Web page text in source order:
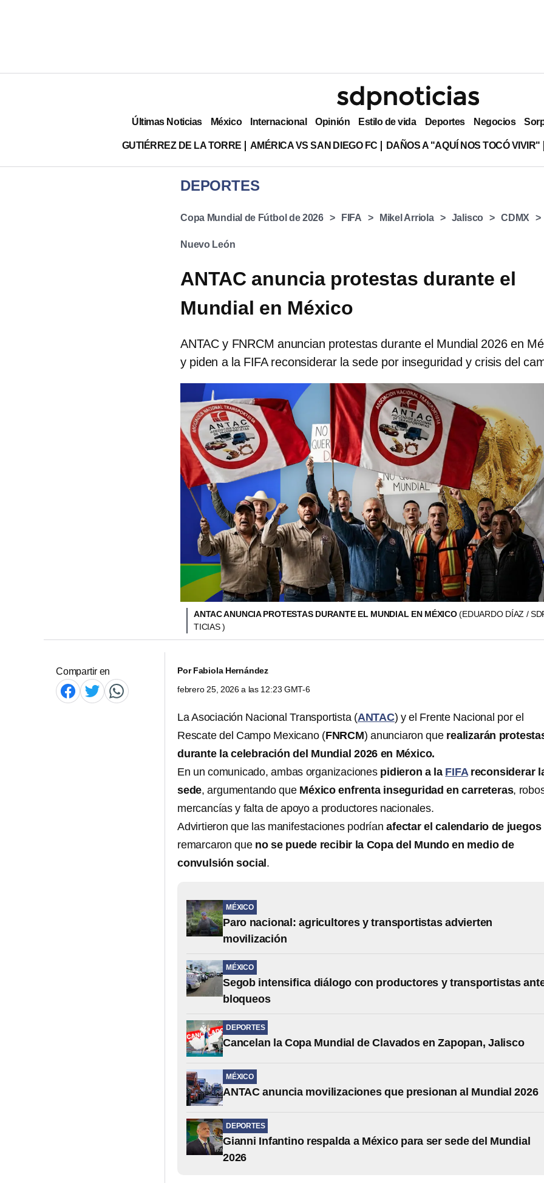
Últimas Noticias México Internacional Opinión Estilo de vida Deportes Negocios
GUTIÉRREZ DE LA TORRE AMÉRICA VS SAN DIEGO FC DAÑOS A "AQUÍ NOS TOCÓ VIVIR"
DEPORTES
Copa Mundial de Fútbol de 2026 FIFA Mikel Arriola Jalisco CDMX
Nuevo León
ANTAC anuncia protestas durante el
Mundial en México
ANTAC y FNRCM anuncian protestas durante el Mundial 2026 en
y piden a la FIFA reconsiderar la sede por inseguridad y crisis del
ANTAC ANUNCIA PROTESTAS DURANTE EL MUNDIAL EN MÉXICO(EDUARDO DÍAZ /
TICIAS )
Compartir en PorFabiola Hernández
febrero 25, 2026 a las 12:23 GMT-6
La Asociación Nacional Transportista (ANTAC) y el Frente Nacional por el
Rescate del Campo Mexicano (FNRCM) anunciaron que realizarán
durante la celebración del Mundial 2026 en México.
En un comunicado, ambas organizaciones pidieron a la FIFAreconsiderar
sede, argumentando que México enfrenta inseguridad en carreteras,
mercancías y falta de apoyo a productores nacionales.
Advirtieron que las manifestaciones podríanafectar el calendario de juegos
remarcaron que no se puede recibir la Copa del Mundo en medio de
convulsión social .
MÉXICO
Paro nacional: agricultores y transportistas advierten
movilización
MÉXICO
Segob intensifica diálogo con productores y transportistas
bloqueos
DEPORTES
Cancelan la Copa Mundial de Clavados en Zapopan, Jalisco
MÉXICO
ANTAC anuncia movilizaciones que presionan al Mundial 2026
DEPORTES
Gianni Infantino respalda a México para ser sede del Mundial
2026